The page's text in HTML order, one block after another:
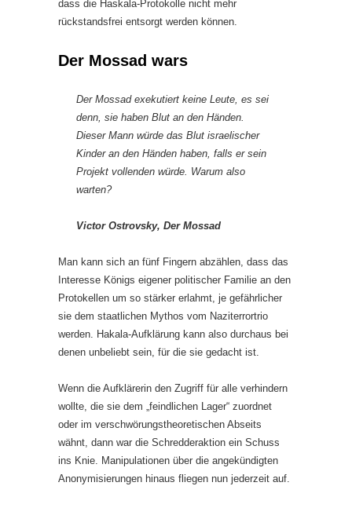
dass die Haskala-Protokolle nicht mehr
rückstandsfrei entsorgt werden können.
Der Mossad wars
Der Mossad exekutiert keine Leute, es sei
denn, sie haben Blut an den Händen.
Dieser Mann würde das Blut israelischer
Kinder an den Händen haben, falls er sein
Projekt vollenden würde. Warum also
warten?
Victor Ostrovsky, Der Mossad
Man kann sich an fünf Fingern abzählen, dass das
Interesse Königs eigener politischer Familie an den
Protokellen um so stärker erlahmt, je gefährlicher
sie dem staatlichen Mythos vom Naziterrortrio
werden. Hakala-Aufklärung kann also durchaus bei
denen unbeliebt sein, für die sie gedacht ist.
Wenn die Aufklärerin den Zugriff für alle verhindern
wollte, die sie dem „feindlichen Lager“ zuordnet
oder im verschwörungstheoretischen Abseits
wähnt, dann war die Schredderaktion ein Schuss
ins Knie. Manipulationen über die angekündigten
Anonymisierungen hinaus fliegen nun jederzeit auf.